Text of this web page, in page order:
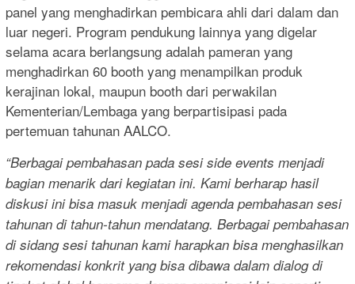
panel yang menghadirkan pembicara ahli dari dalam dan
luar negeri. Program pendukung lainnya yang digelar
selama acara berlangsung adalah pameran yang
menghadirkan 60 booth yang menampilkan produk
kerajinan lokal, maupun booth dari perwakilan
Kementerian/Lembaga yang berpartisipasi pada
pertemuan tahunan AALCO.
“Berbagai pembahasan pada sesi side events menjadi
bagian menarik dari kegiatan ini. Kami berharap hasil
diskusi ini bisa masuk menjadi agenda pembahasan sesi
tahunan di tahun-tahun mendatang. Berbagai pembahasan
di sidang sesi tahunan kami harapkan bisa menghasilkan
rekomendasi konkrit yang bisa dibawa dalam dialog di